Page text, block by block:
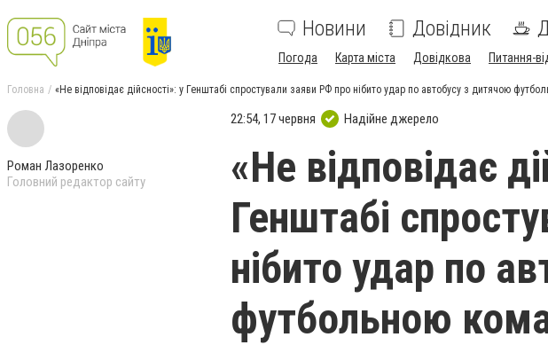
Новини Довідник
Погода Карта міста Довідкова Питання-
Головна «Не відповідає дійсності»: у Генштабі спростували заяви РФ про нібито удар по автобусу з дитячою
Роман Лазоренко
Головний редактор сайту
22:54, 17 червня Надійне джерело
«Не відповідає
Генштабі
нібито удар по
футбольною